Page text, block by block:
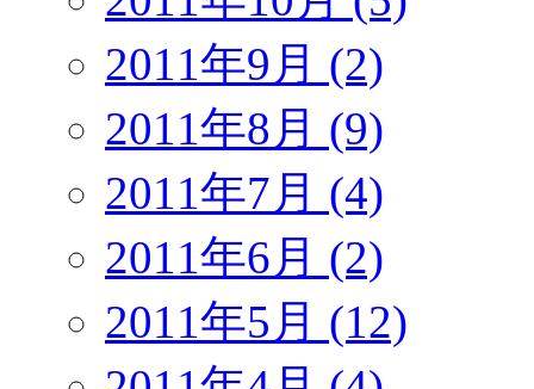
2011年9月 (2)
2011年8月 (9)
2011年7月 (4)
2011年6月 (2)
2011年5月 (12)